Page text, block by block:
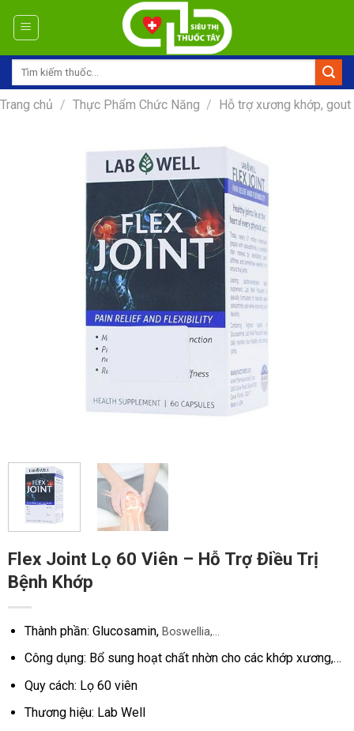
Tìm
Trang chủ / Thực Phẩm Chức Năng / Hỗ trợ xương khớp, gout
Flex Joint Lọ 60 Viên – Hỗ Trợ Điều Trị
Bệnh Khớp
Thành phần: Glucosamin, Boswellia,…
Công dụng: Bổ sung hoạt chất nhờn cho các khớp xương,…
Quy cách: Lọ 60 viên
Thương hiệu: Lab Well